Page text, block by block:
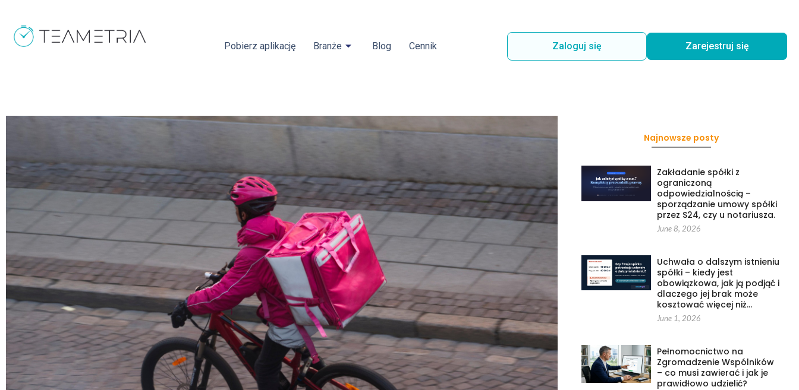
Pobierz aplikację Branże Blog Cennik Zaloguj się Zarejestruj się
Najnowsze posty
Zakładanie spółki z
ograniczoną
odpowiedzialnością –
sporządzanie umowy spółki
przez S24, czy u notariusza.
June 8, 2026
Uchwała o dalszym istnieniu
spółki – kiedy jest
obowiązkowa, jak ją podjąć i
dlaczego jej brak może
kosztować więcej niż…
June 1, 2026
Pełnomocnictwo na
Zgromadzenie Wspólników
– co musi zawierać i jak je
prawidłowo udzielić?